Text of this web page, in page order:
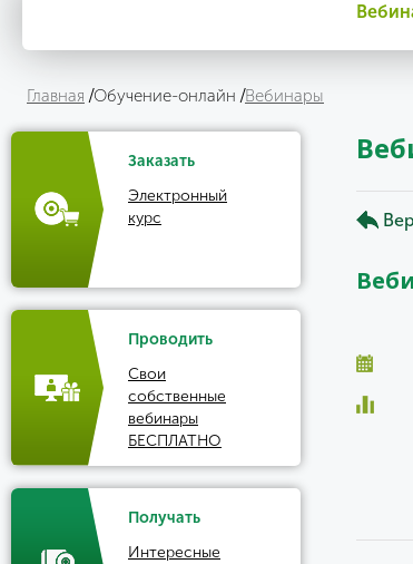
Главная Обучение-онлайн Вебинары
Заказать
Электронный
курс
Проводить
Свои
собственные
вебинары
БЕСПЛАТНО
Получать
Интересные